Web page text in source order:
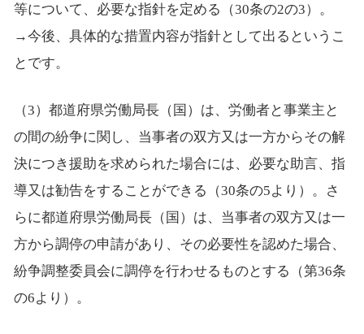
等について、必要な指針を定める（30条の2の3）。
→今後、具体的な措置内容が指針として出るというこ
とです。
（3）都道府県労働局長（国）は、労働者と事業主と
の間の紛争に関し、当事者の双方又は一方からその解
決につき援助を求められた場合には、必要な助言、指
導又は勧告をすることができる（30条の5より）。さ
らに都道府県労働局長（国）は、当事者の双方又は一
方から調停の申請があり、その必要性を認めた場合、
紛争調整委員会に調停を行わせるものとする（第36条
の6より）。